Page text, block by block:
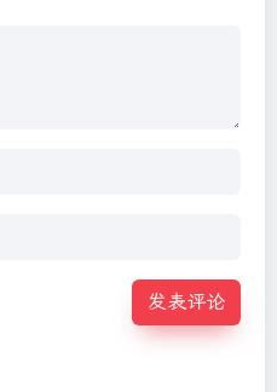
发表评论